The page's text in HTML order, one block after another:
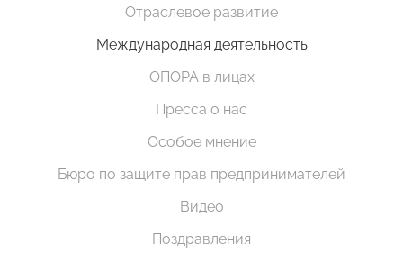
Отраслевое развитие
Международная деятельность
ОПОРА в лицах
Пресса о нас
Особое мнение
Бюро по защите прав предпринимателей
Видео
Поздравления